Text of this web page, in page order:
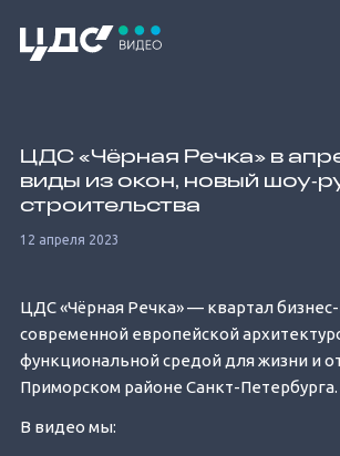
18.80%
ЦДС «Чёрная Речка» в
виды из окон, новый
строительства
12 апреля 2023
ЦДС «Чёрная Речка» — квартал бизнес-
современной европейской
функциональной средой для жизни и
Приморском районе Санкт-Петербурга.
В видео мы: